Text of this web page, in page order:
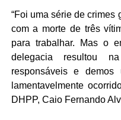
“Foi uma série de crimes
com a morte de três
para trabalhar. Mas o
delegacia resultou
responsáveis e
lamentavelmente
DHPP, Caio Fernando